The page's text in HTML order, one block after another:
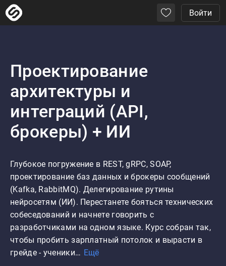
Войти
Проектирование
архитектуры и
интеграций (API,
брокеры) + ИИ
Глубокое погружение в REST, gRPC, SOAP,
проектирование баз данных и брокеры сообщений
(Kafka, RabbitMQ). Делегирование рутины
нейросетям (ИИ). Перестанете бояться технических
собеседований и начнете говорить с
разработчиками на одном языке. Курс собран так,
чтобы пробить зарплатный потолок и вырасти в
грейде - ученики… Ещё